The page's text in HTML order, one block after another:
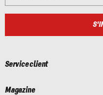
Service client
Magazine